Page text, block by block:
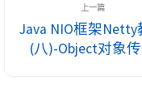
择，我笔记本的环境也
Java NIO框架Netty
(八)-Object对象